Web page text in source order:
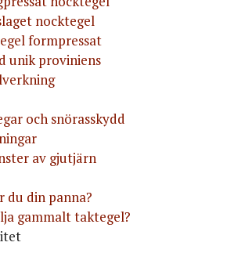
nocktegel
formpressat
unik proviniens
och snörasskydd
av gjutjärn
din panna?
gammalt taktegel?